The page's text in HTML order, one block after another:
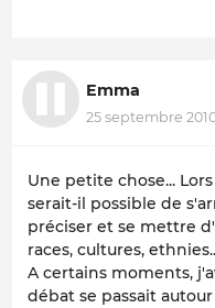
Emma
25 septembre
Une petite chose...
serait-il possible de
préciser et se mettre
races, cultures,
A certains moments,
débat se passait